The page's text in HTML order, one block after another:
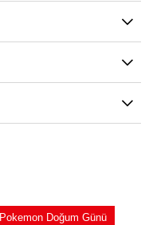
Pokemon Doğum Günü